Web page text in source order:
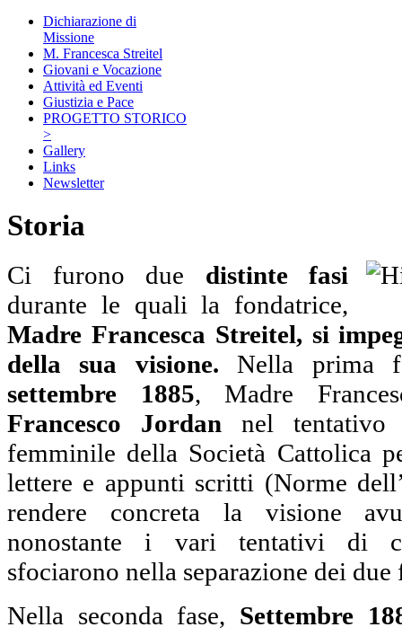
Dichiarazione di
Missione
M. Francesca Streitel
Giovani e Vocazione
Attività ed Eventi
Giustizia e Pace
PROGETTO STORICO
>
Gallery
Links
Newsletter
Storia
Ci furono due distinte fasi
durante le quali la fondatrice,
Madre Francesca Streitel, si
della sua visione. Nella prima
settembre 1885, Madre
Francesco Jordan nel
femminile della Società Cattolica
lettere e appunti scritti (Norme
rendere concreta la visione
nonostante i vari tentativi di
sfociarono nella separazione dei
Nella seconda fase, Settembre